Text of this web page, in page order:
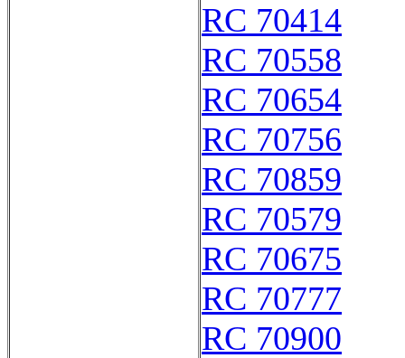
RC 70414
RC 70558
RC 70654
RC 70756
RC 70859
RC 70579
RC 70675
RC 70777
RC 70900